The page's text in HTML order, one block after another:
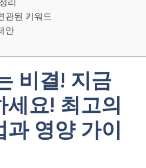
관된 키워드
안
비결! 지금
세요! 최고의
영양 가이